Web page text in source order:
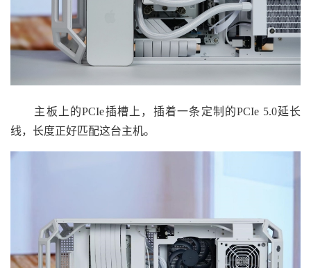
主板上的PCIe插槽上，插着一条定制的PCIe 5.0延长
线，长度正好匹配这台主机。